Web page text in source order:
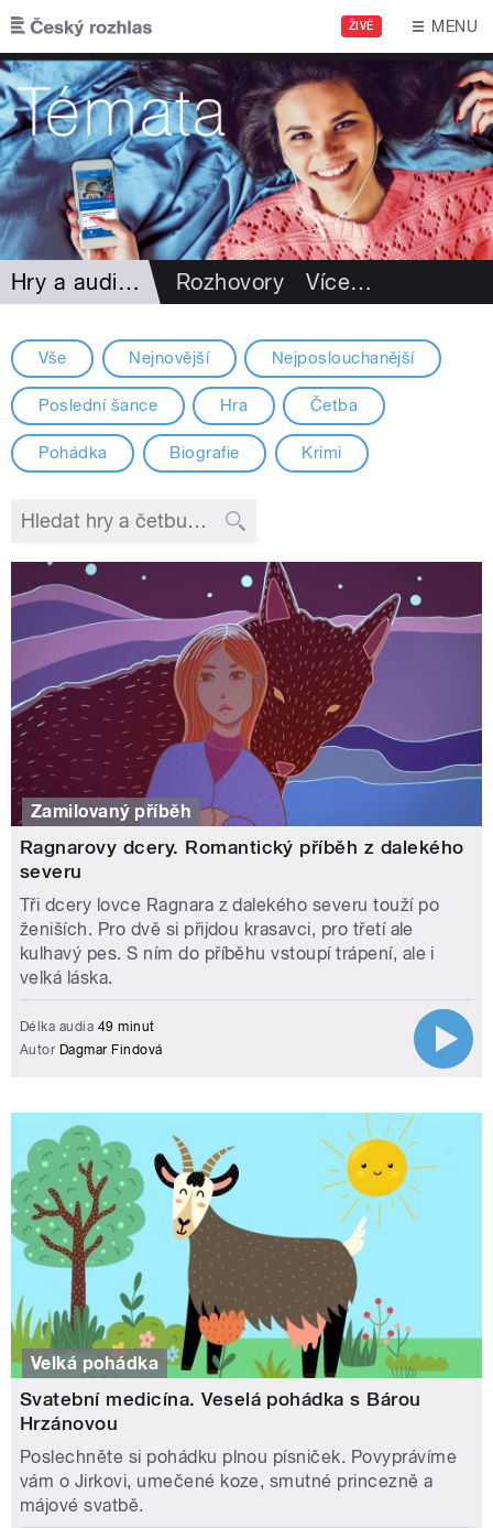
Přejít k hlavnímu obsahu
ŽIVĚ MENU
Hry a audioknihy Rozhovory Více…
Vše Nejnovější Nejposlouchanější
Poslední šance Hra Četba
Pohádka Biografie Krimi
Zamilovaný příběh
Ragnarovy dcery. Romantický příběh z dalekého
severu
Tři dcery lovce Ragnara z dalekého severu touží po
ženiších. Pro dvě si přijdou krasavci, pro třetí ale
kulhavý pes. S ním do příběhu vstoupí trápení, ale i
velká láska.
Délka audia 49 minut
Autor Dagmar Findová
Velká pohádka
Svatební medicína. Veselá pohádka s Bárou
Hrzánovou
Poslechněte si pohádku plnou písniček. Povyprávíme
vám o Jirkovi, umečené koze, smutné princezně a
májové svatbě.